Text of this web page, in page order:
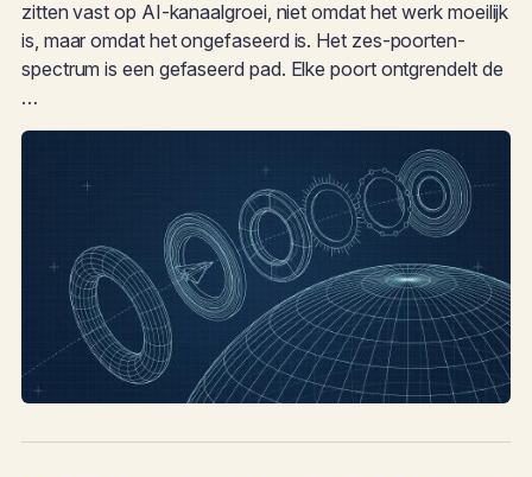
zitten vast op AI-kanaalgroei, niet omdat het werk moeilijk
is, maar omdat het ongefaseerd is. Het zes-poorten-
spectrum is een gefaseerd pad. Elke poort ontgrendelt de
…